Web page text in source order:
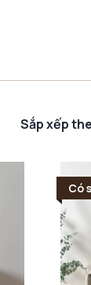
Sắp xếp
Có